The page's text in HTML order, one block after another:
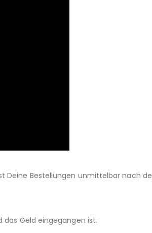
Deine Bestellungen unmittelbar nach
das Geld eingegangen ist.